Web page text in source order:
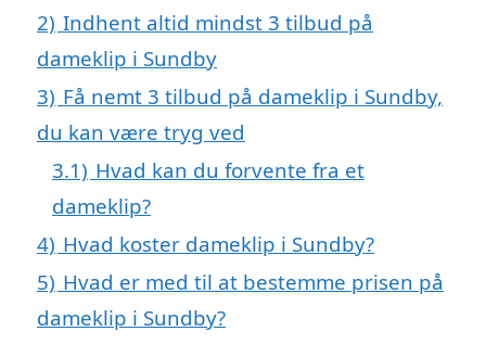
2) Indhent altid mindst 3 tilbud på
dameklip i Sundby
3) Få nemt 3 tilbud på dameklip i Sundby,
du kan være tryg ved
3.1) Hvad kan du forvente fra et
dameklip?
4) Hvad koster dameklip i Sundby?
5) Hvad er med til at bestemme prisen på
dameklip i Sundby?